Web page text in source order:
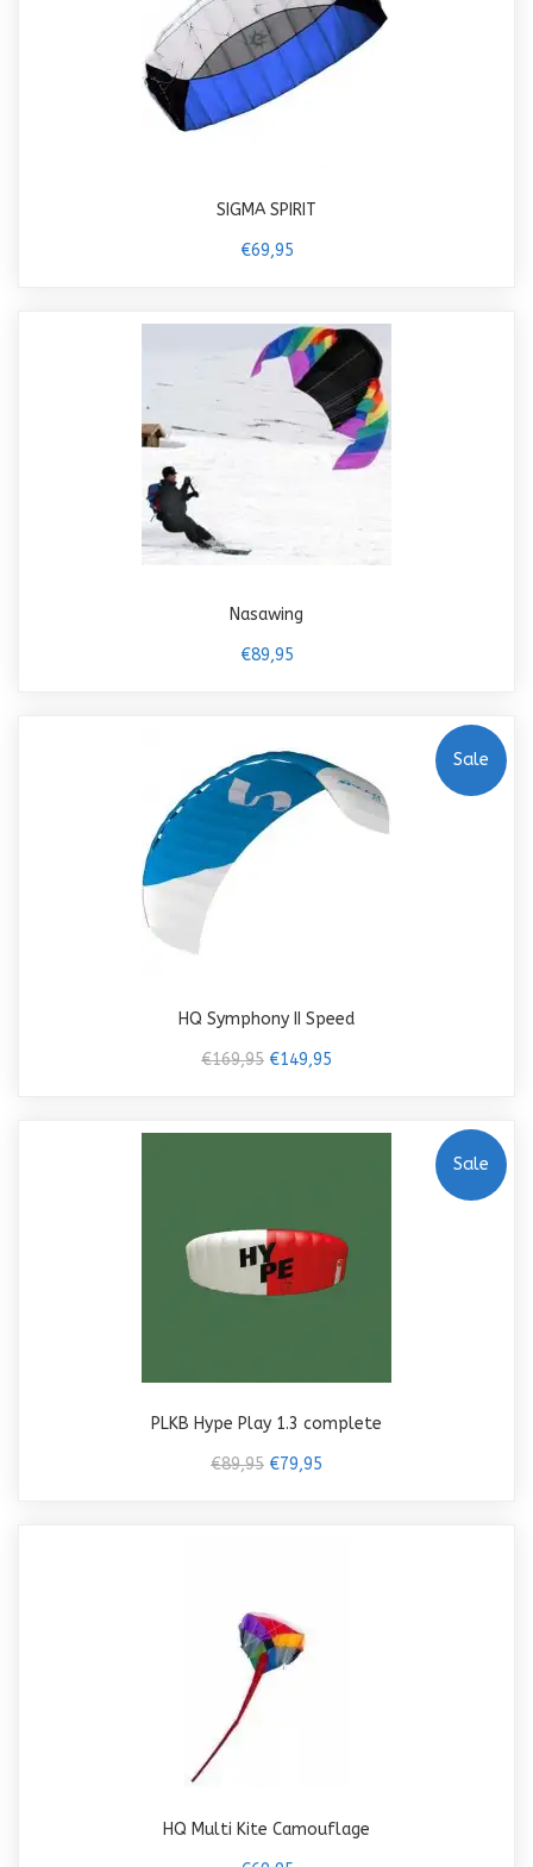
SIGMA SPIRIT
€69,95
Nasawing
€89,95
Sale
HQ Symphony II Speed
€169,95 €149,95
Sale
PLKB Hype Play 1.3 complete
€89,95 €79,95
HQ Multi Kite Camouflage